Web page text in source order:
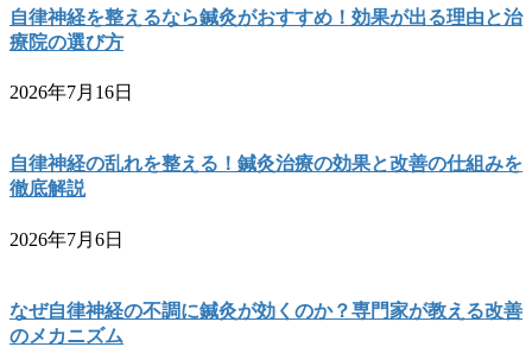
自律神経を整えるなら鍼灸がおすすめ！効果が出る理由と治
療院の選び方
2026年7月16日
自律神経の乱れを整える！鍼灸治療の効果と改善の仕組みを
徹底解説
2026年7月6日
なぜ自律神経の不調に鍼灸が効くのか？専門家が教える改善
のメカニズム